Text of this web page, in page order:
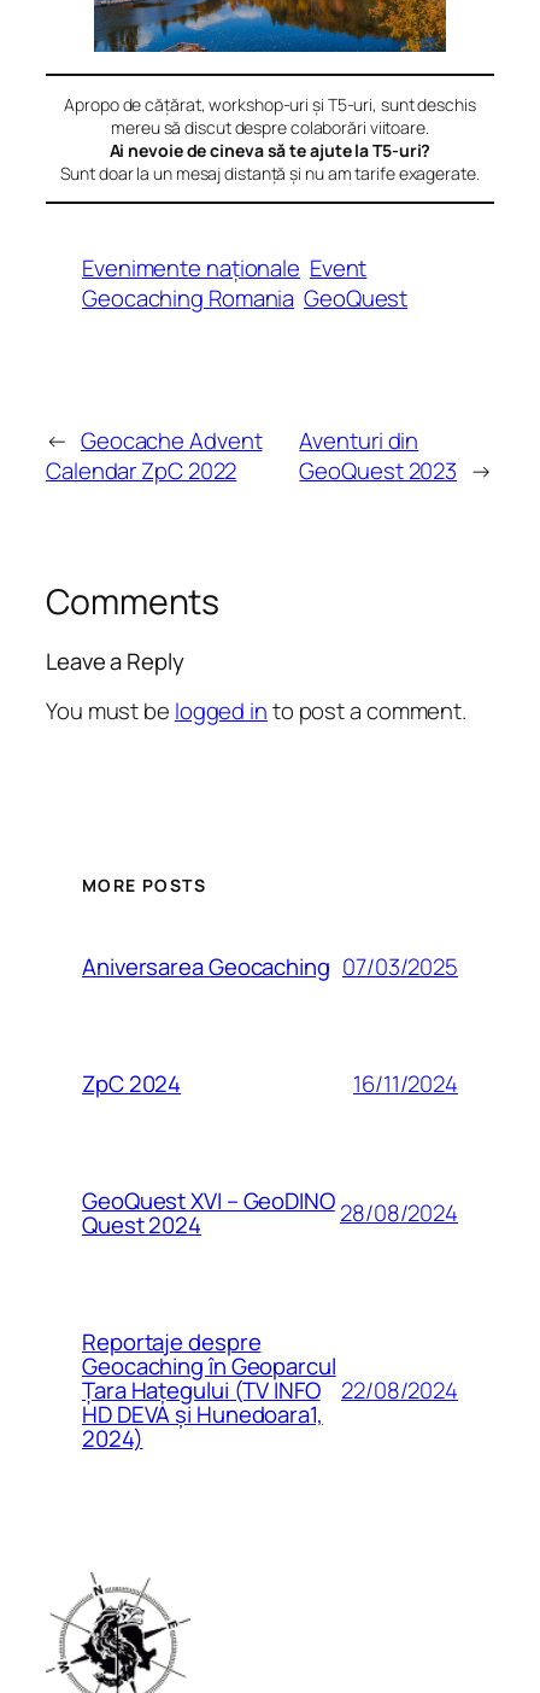
Apropo de cățărat, workshop-uri și T5-uri, sunt deschis
mereu să discut despre colaborări viitoare.
Ai nevoie de cineva să te ajute la T5-uri?
Sunt doar la un mesaj distanță și nu am tarife exagerate.
Evenimente naționale Event
Geocaching Romania GeoQuest
← Geocache Advent
Calendar ZpC 2022
Aventuri din
GeoQuest 2023 →
Comments
Leave a Reply
You must be logged into post a comment.
MORE POSTS
Aniversarea Geocaching 07/03/2025
ZpC 2024 16/11/2024
GeoQuest XVI – GeoDINO
Quest 2024 28/08/2024
Reportaje despre
Geocaching în Geoparcul
Țara Hațegului (TV INFO
HD DEVA și Hunedoara1,
2024)
22/08/2024